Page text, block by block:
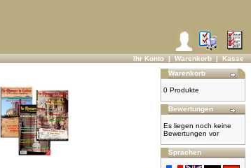
Ihr Konto|Warenkorb|Kasse
Warenkorb
0 Produkte
Bewertungen
Es liegen noch keine
Bewertungen vor
Sprachen